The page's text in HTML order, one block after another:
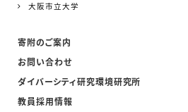
大阪市立大学
寄附のご案内
お問い合わせ
ダイバーシティ研究環境研究所
教員採用情報